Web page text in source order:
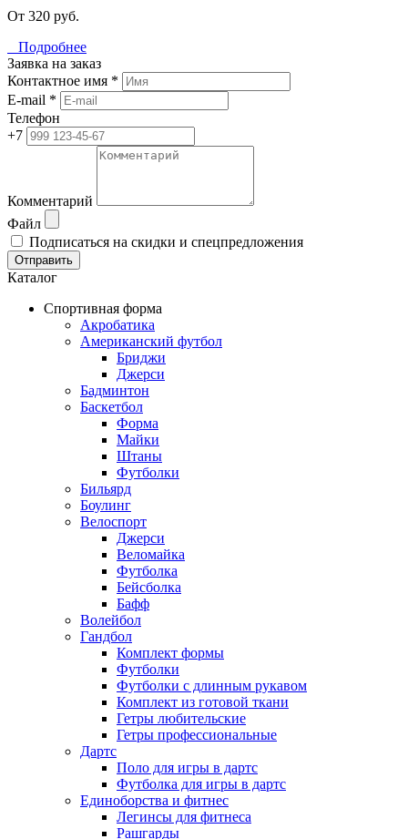
От 320 руб.
Подробнее
Заявка на заказ
Контактное имя *
E-mail *
Телефон
+7
Комментарий
Файл
Подписаться на скидки и спецпредложения
Отправить
Каталог
Спортивная форма
Акробатика
Американский футбол
Бриджи
Джерси
Бадминтон
Баскетбол
Форма
Майки
Штаны
Футболки
Бильярд
Боулинг
Велоспорт
Джерси
Веломайка
Футболка
Бейсболка
Бафф
Волейбол
Гандбол
Комплект формы
Футболки
Футболки с длинным рукавом
Комплект из готовой ткани
Гетры любительские
Гетры профессиональные
Дартс
Поло для игры в дартс
Футболка для игры в дартс
Единоборства и фитнес
Легинсы для фитнеса
Рашгарды